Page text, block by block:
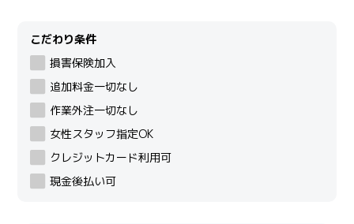
こだわり条件
損害保険加入
追加料金一切なし
作業外注一切なし
女性スタッフ指定OK
クレジットカード利用可
現金後払い可